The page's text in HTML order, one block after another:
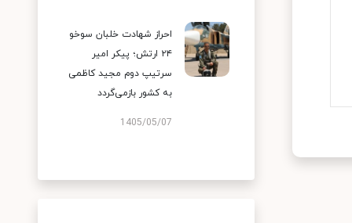
احراز شهادت خلبان سوخو
۲۴ ارتش؛ پیکر امیر
سرتیپ دوم مجید کاظمی
به کشور بازمی‌گردد
1405/05/07